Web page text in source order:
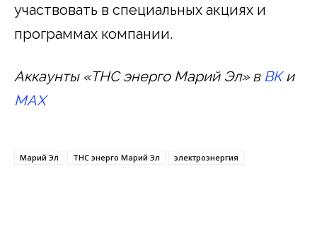
участвовать в специальных акциях и
программах компании.
Аккаунты «ТНС энерго Марий Эл» в ВКи
MAX
Марий Эл ТНС энерго Марий Эл электроэнергия